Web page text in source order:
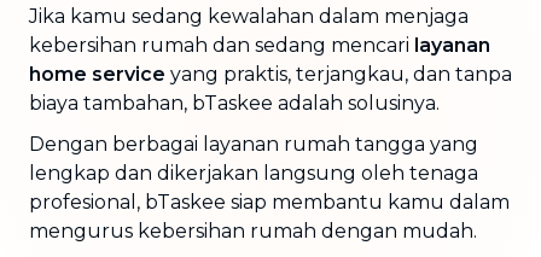
Jika kamu sedang kewalahan dalam menjaga
kebersihan rumah dan sedang mencari layanan
home service yang praktis, terjangkau, dan tanpa
biaya tambahan, bTaskee adalah solusinya.
Dengan berbagai layanan rumah tangga yang
lengkap dan dikerjakan langsung oleh tenaga
profesional, bTaskee siap membantu kamu dalam
mengurus kebersihan rumah dengan mudah.